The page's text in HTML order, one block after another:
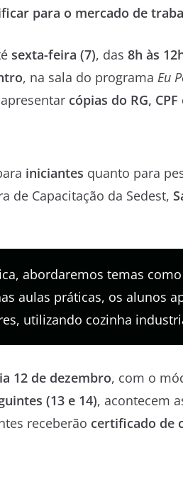
para o mercado de
sexta-feira (7), das 8h às
, na sala do programa Eu
cópias do RG,
iniciantes quanto para
de Capacitação da Sedest,
abordaremos temas
aulas práticas, os alunos
utilizando cozinha
12 de dezembro, com o
(13 e 14), acontecem
receberão certificado de